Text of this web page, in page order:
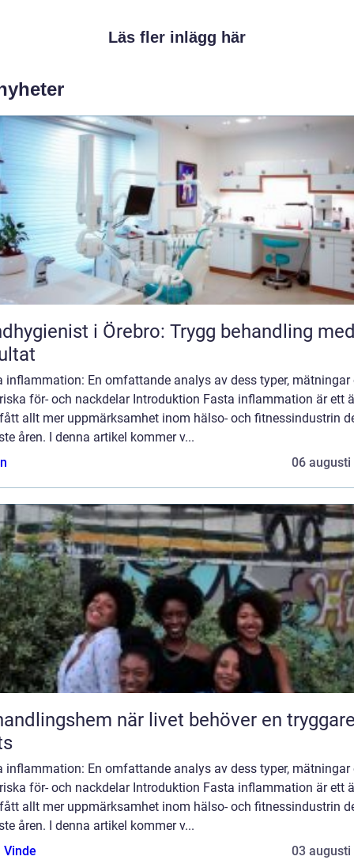
Läs fler inlägg här
i Örebro: Trygg behandling
inflammation: En omfattande analys av dess typer, mätningar
för- och nackdelar Introduktion Fasta inflammation är ett
allt mer uppmärksamhet inom hälso- och fitnessindustrin
åren. I denna artikel kommer v...
06 augusti
när livet behöver en tryggare
inflammation: En omfattande analys av dess typer, mätningar
för- och nackdelar Introduktion Fasta inflammation är ett
allt mer uppmärksamhet inom hälso- och fitnessindustrin
åren. I denna artikel kommer v...
Vinde
03 augusti